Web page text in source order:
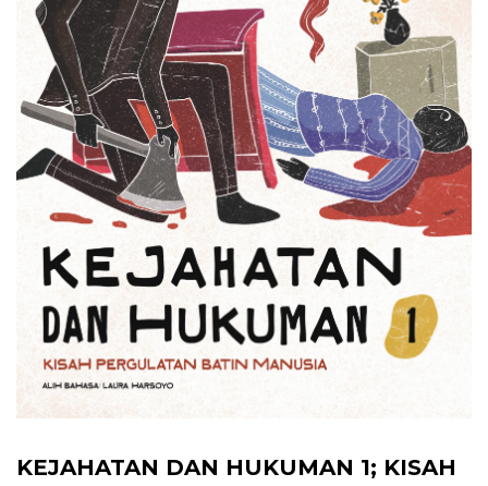
KEJAHATAN DAN HUKUMAN 1; KISAH